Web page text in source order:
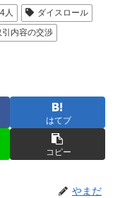
4人
ダイスロール
引内容の交渉
はてブ
コピー
やまだ